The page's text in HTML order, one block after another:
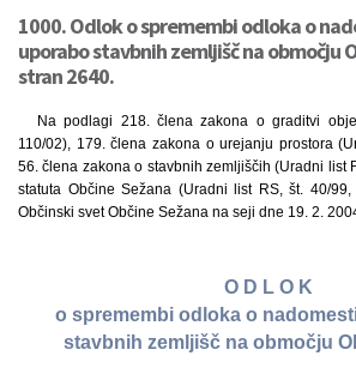
1000. Odlok o spremembi odloka o
uporabo stavbnih zemljišč na območju
stran 2640.
Na podlagi 218. člena zakona o graditvi
110/02), 179. člena zakona o urejanju prostora
56. člena zakona o stavbnih zemljiščih (Uradni list
statuta Občine Sežana (Uradni list RS, št. 40/
Občinski svet Občine Sežana na seji dne 19. 2.
O D L O K
o spremembi odloka o
stavbnih zemljišč na območju